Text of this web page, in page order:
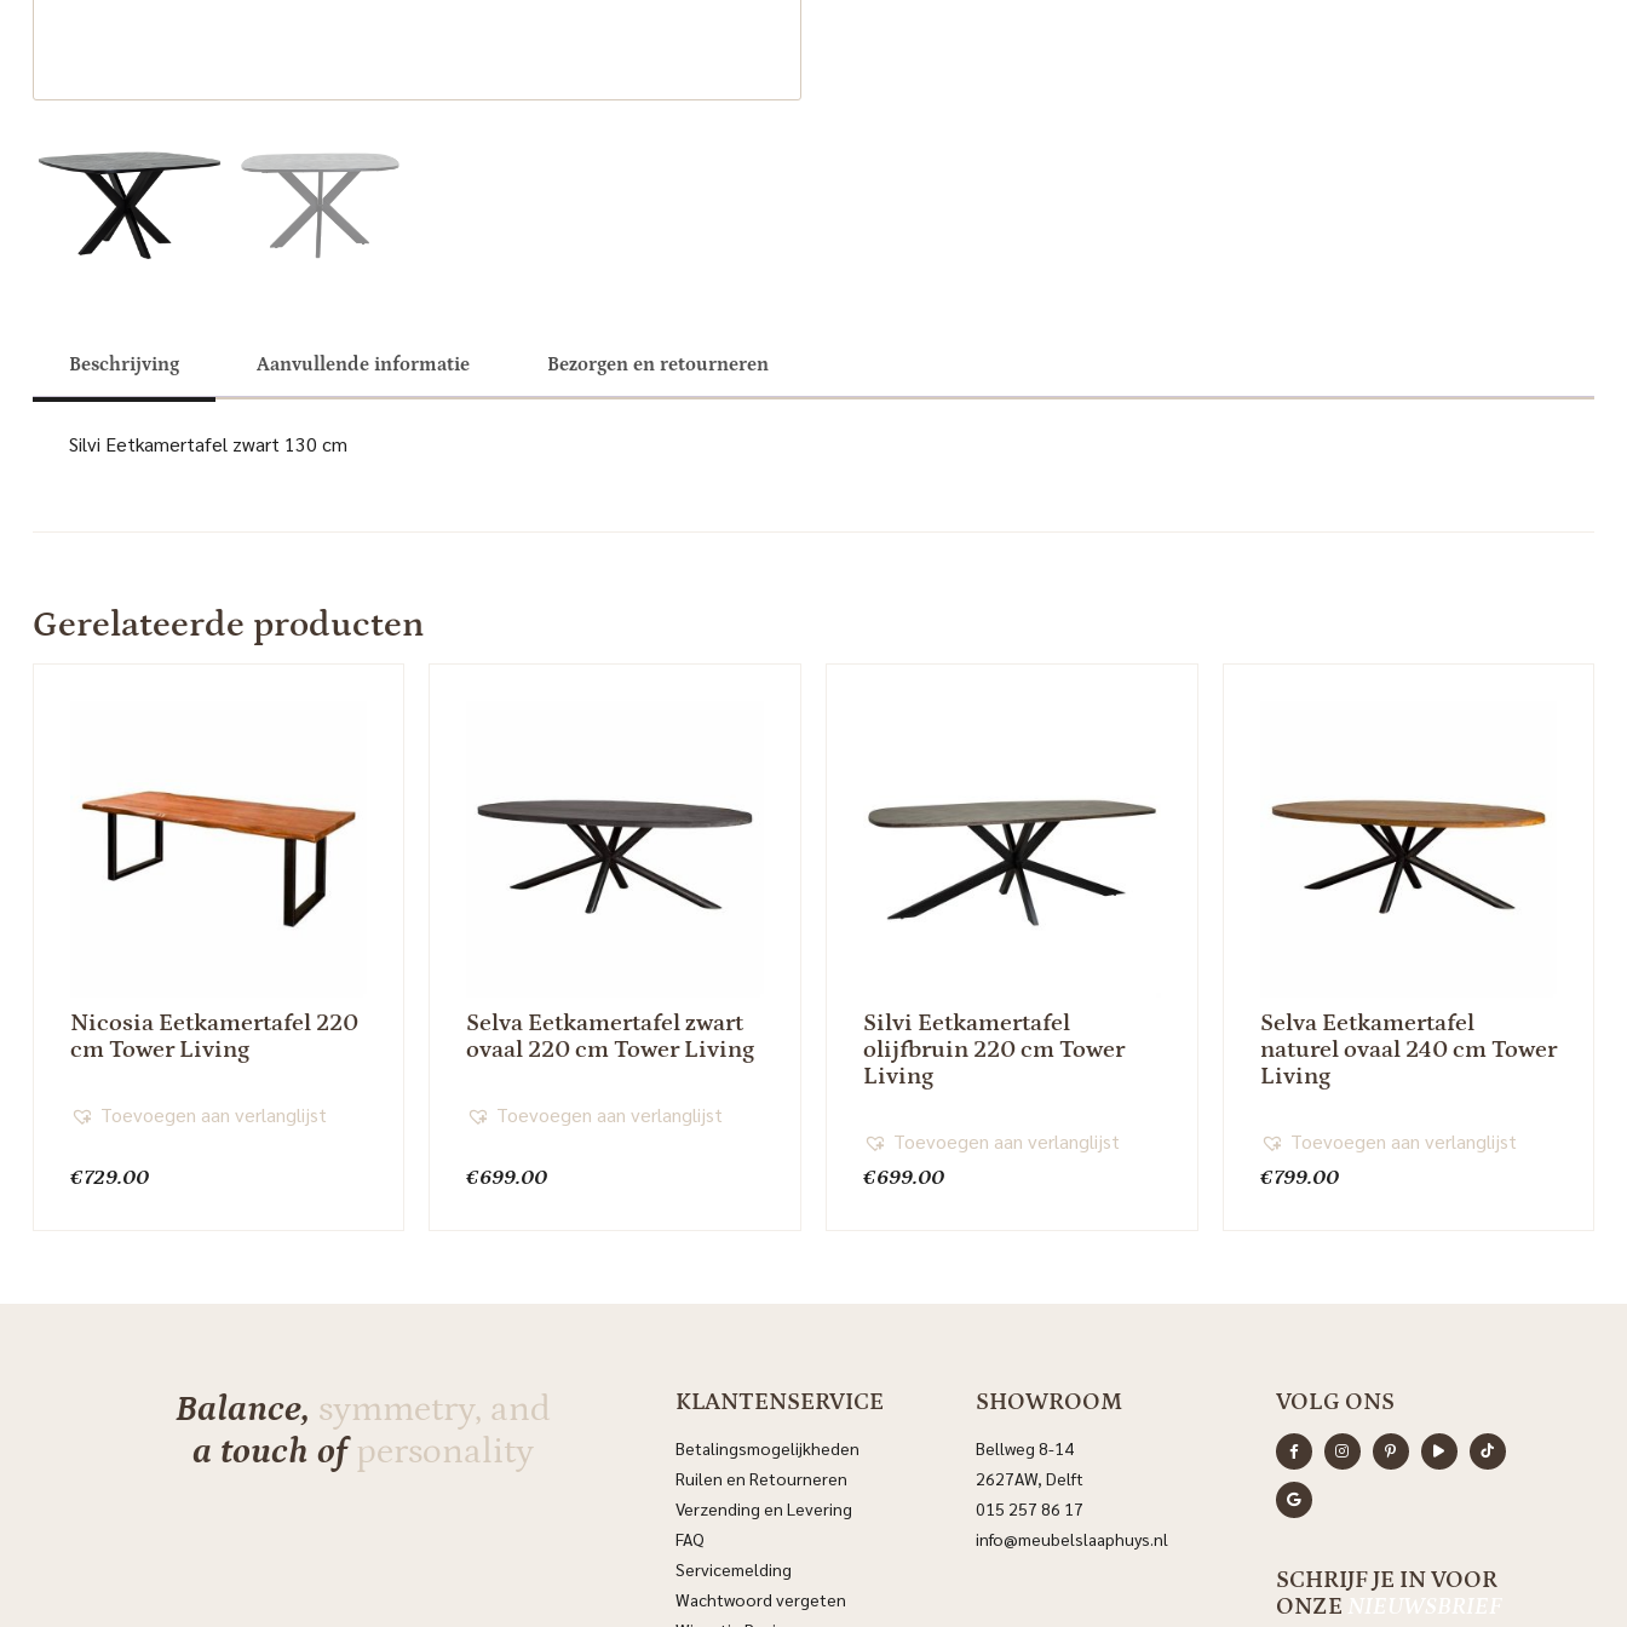
Beschrijving Aanvullende informatie Bezorgen en retourneren
Silvi Eetkamertafel zwart 130 cm
Gerelateerde producten
Nicosia Eetkamertafel 220
cm Tower Living
€729.00
Toevoegen aan verlanglijst
Selva Eetkamertafel zwart
ovaal 220 cm Tower Living
€699.00
Toevoegen aan verlanglijst
Silvi Eetkamertafel
olijfbruin 220 cm Tower
Living
€699.00
Toevoegen aan verlanglijst
Selva Eetkamertafel
naturel ovaal 240 cm Tower
Living
€799.00
Toevoegen aan verlanglijst
Balance, symmetry, and
a touch ofpersonality
KLANTENSERVICE
Betalingsmogelijkheden
Ruilen en Retourneren
Verzending en Levering
FAQ
Servicemelding
Wachtwoord vergeten
SHOWROOM
Bellweg 8-14
2627AW, Delft
015 257 86 17
info@meubelslaaphuys.nl
VOLG ONS
SCHRIJF JE IN VOOR
ONZE NIEUWSBRIEF